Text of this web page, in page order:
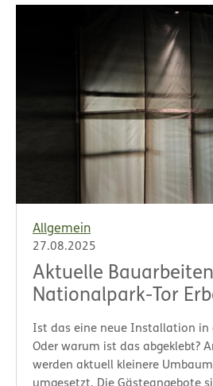
Allgemein
27.08.2025
Aktuelle
Nationalpark-Tor
Ist das eine neue Installation in
Oder warum ist das abgeklebt?
werden aktuell kleinere